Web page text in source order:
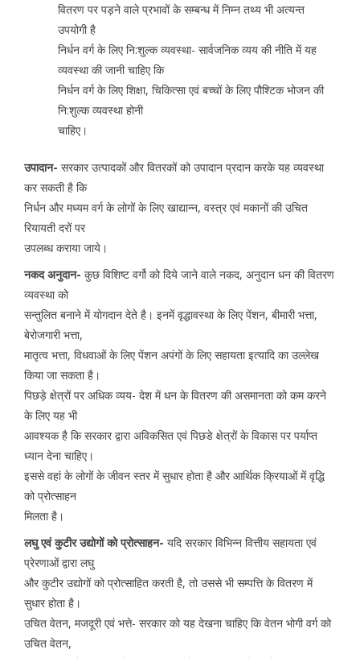
वितरण पर पड़ने वाले प्रभावों के सम्बन्ध में निम्न तथ्य भी अत्यन्त
उपयोगी है
निर्धन वर्ग के लिए नि:शुल्क व्यवस्था- सार्वजनिक व्यय की नीति में यह
व्यवस्था की जानी चाहिए कि
निर्धन वर्ग के लिए शिक्षा, चिकित्सा एवं बच्चों के लिए पौश्टिक भोजन की
नि:शुल्क व्यवस्था होनी
चाहिए।
उपादान- सरकार उत्पादकों और वितरकों को उपादान प्रदान करके यह व्यवस्था
कर सकती है कि
निर्धन और मध्यम वर्ग के लोगों के लिए खाद्यान्न, वस्त्र एवं मकानों की उचित
रियायती दरों पर
उपलब्ध कराया जाये।
नकद अनुदान- कुछ विशिष्ट वर्गो को दिये जाने वाले नकद, अनुदान धन की वितरण
व्यवस्था को
सन्तुलित बनाने में योगदान देते है। इनमें वृद्धावस्था के लिए पेंशन, बीमारी भत्ता,
बेरोजगारी भत्ता,
मातृत्व भत्ता, विधवाओं के लिए पेंशन अपंगों के लिए सहायता इत्यादि का उल्लेख
किया जा सकता है।
पिछड़े क्षेत्रों पर अधिक व्यय- देश में धन के वितरण की असमानता को कम करने
के लिए यह भी
आवश्यक है कि सरकार द्वारा अविकसित एवं पिछडे क्षेत्रों के विकास पर पर्याप्त
ध्यान देना चाहिए।
इससे वहां के लोगों के जीवन स्तर में सुधार होता है और आर्थिक क्रियाओं में वृद्धि
को प्रोत्साहन
मिलता है।
लघु एवं कुटीर उद्योगों को प्रोत्साहन- यदि सरकार विभिन्न वित्तीय सहायता एवं
प्रेरणाओं द्वारा लघु
और कुटीर उद्योगों को प्रोत्साहित करती है, तो उससे भी सम्पत्ति के वितरण में
सुधार होता है।
उचित वेतन, मजदूरी एवं भत्ते- सरकार को यह देखना चाहिए कि वेतन भोगी वर्ग को
उचित वेतन,